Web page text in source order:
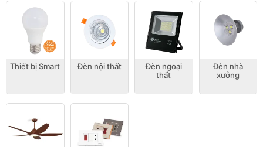
Thiết bị Smart Đèn nội thất
Đèn ngoại
thất
Đèn nhà
xưởng